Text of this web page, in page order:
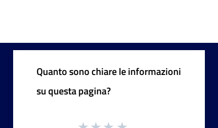
Quanto sono chiare le informazioni
su questa pagina?